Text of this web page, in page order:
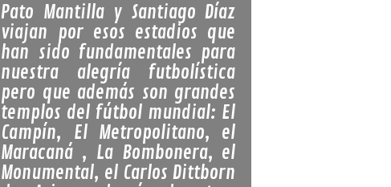
Pato Mantilla y Santiago Díaz
viajan por esos estadios que
han sido fundamentales para
nuestra alegría futbolística
pero que además son grandes
templos del fútbol mundial: El
Campín, El Metropolitano, el
Maracaná , La Bombonera, el
Monumental, el Carlos Dittborn